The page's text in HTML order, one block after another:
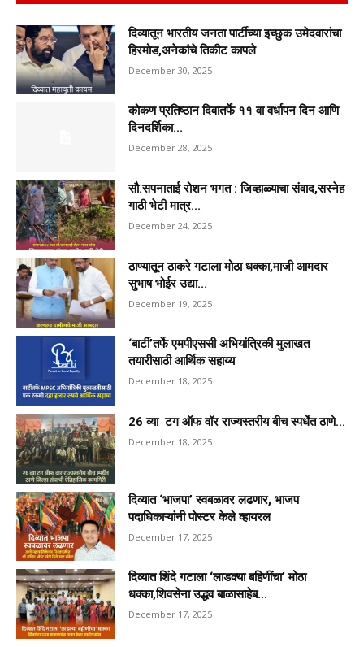
दिव्यातून भारतीय जनता पार्टीच्या इच्छुक उमेदवारांचा
हिरमोड,अनेकांचे तिकीट कापले
December 30, 2025
कोकण प्रतिष्ठान दिवातर्फे ११ वा वर्धापन दिन आणि
दिनदर्शिका...
December 28, 2025
सौ.सपनाताई रोशन भगत : जिव्हाळ्याचा संवाद,सस्नेह
गाठी भेटी मात्र...
December 24, 2025
ठाण्यातून ठाकरे गटाला मोठा धक्का,माजी आमदार
सुभाष भोईर उद्या...
December 19, 2025
‘बार्टी’तर्फे एमपीएससी अभियांत्रिकी मुलाखत
तयारीसाठी आर्थिक सहाय्य
December 18, 2025
26 व्या टग ऑफ वॉर राज्यस्तरीय बीच स्पर्धेत ठाणे...
December 18, 2025
दिव्यात ‘भाजपा’ स्वबळावर लढणार, भाजप
पदाधिकाऱ्यांनी पोस्टर केले व्हायरल
December 17, 2025
दिव्यात शिंदे गटाला ‘लाडक्या बहिणींचा’ मोठा
धक्का,शिवसेना उद्धव बाळासाहेब...
December 17, 2025